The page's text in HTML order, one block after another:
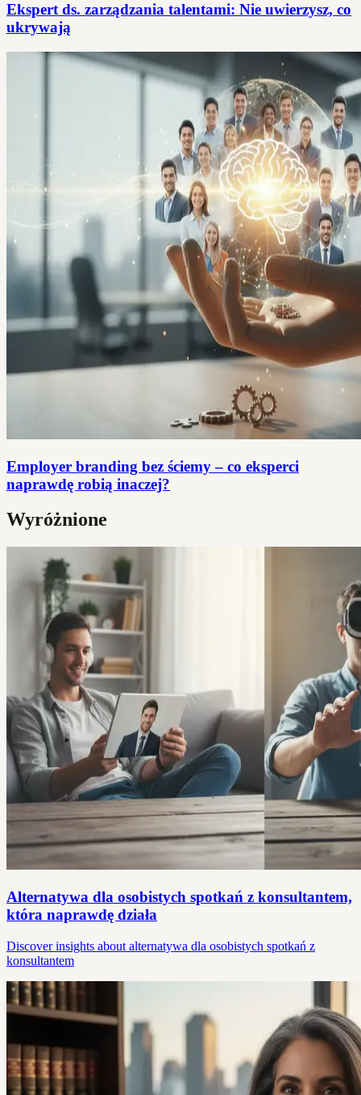
Ekspert ds. zarządzania talentami: Nie uwierzysz, co
ukrywają
Employer branding bez ściemy – co eksperci
naprawdę robią inaczej?
Wyróżnione
Alternatywa dla osobistych spotkań z konsultantem,
która naprawdę działa
Discover insights about alternatywa dla osobistych spotkań z
konsultantem